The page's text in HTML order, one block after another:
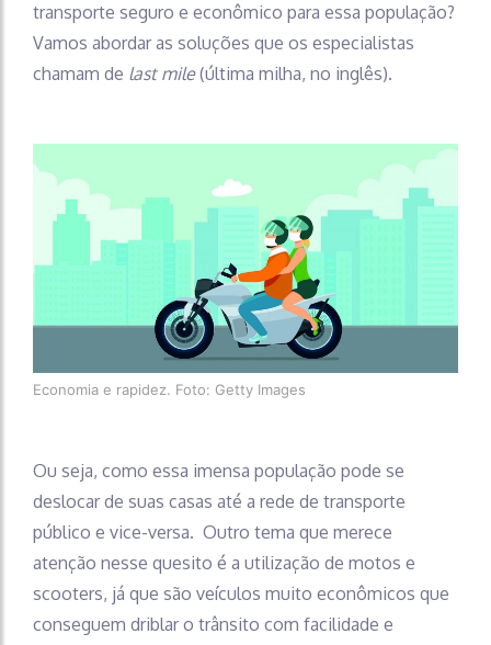
transporte seguro e econômico para essa população?
Vamos abordar as soluções que os especialistas
chamam de last mile(última milha, no inglês).
Economia e rapidez. Foto: Getty Images
Ou seja, como essa imensa população pode se
deslocar de suas casas até a rede de transporte
público e vice-versa. Outro tema que merece
atenção nesse quesito é a utilização de motos e
scooters, já que são veículos muito econômicos que
conseguem driblar o trânsito com facilidade e